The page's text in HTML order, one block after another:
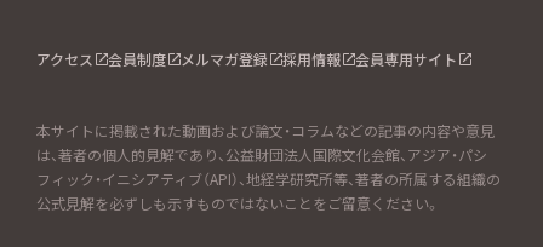
アクセス 会員制度 メルマガ登録 採用情報 会員専用サイト
本サイトに掲載された動画および論文・コラムなどの記事の内容や意見
は、著者の個人的見解であり、公益財団法人国際文化会館、アジア・パシ
フィック・イニシアティブ（API）、地経学研究所等、著者の所属する組織の
公式見解を必ずしも示すものではないことをご留意ください。